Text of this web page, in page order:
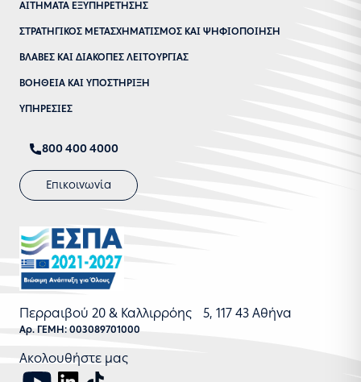
ΑΙΤΗΜΑΤΑ ΕΞΥΠΗΡΕΤΗΣΗΣ
ΣΤΡΑΤΗΓΙΚΟΣ ΜΕΤΑΣΧΗΜΑΤΙΣΜΟΣ ΚΑΙ ΨΗΦΙΟΠΟΙΗΣΗ
ΒΛΑΒΕΣ ΚΑΙ ΔΙΑΚΟΠΕΣ ΛΕΙΤΟΥΡΓΙΑΣ
ΒΟΗΘΕΙΑ ΚΑΙ ΥΠΟΣΤΗΡΙΞΗ
ΥΠΗΡΕΣΙΕΣ
800 400 4000
Επικοινωνία
Περραιβού 20 & Καλλιρρόης 5, 117 43 Αθήνα
Αρ. ΓΕΜΗ: 003089701000
Ακολουθήστε μας